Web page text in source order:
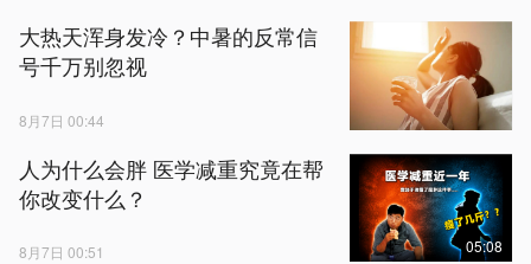
大热天浑身发冷？中暑的反常信
号千万别忽视
8月7日 00:44
人为什么会胖 医学减重究竟在帮
你改变什么？
8月7日 00:51 05:08